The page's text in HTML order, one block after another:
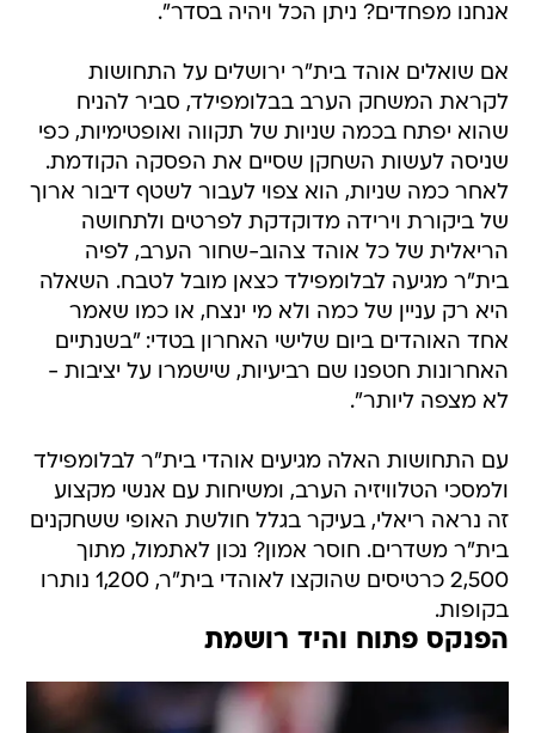
אנחנו מפחדים? ניתן הכל ויהיה בסדר".
אם שואלים אוהד בית"ר ירושלים על התחושות
לקראת המשחק הערב בבלומפילד, סביר להניח
שהוא יפתח בכמה שניות של תקווה ואופטימיות, כפי
שניסה לעשות השחקן שסיים את הפסקה הקודמת.
לאחר כמה שניות, הוא צפוי לעבור לשטף דיבור ארוך
של ביקורת וירידה מדוקדקת לפרטים ולתחושה
הריאלית של כל אוהד צהוב-שחור הערב, לפיה
בית"ר מגיעה לבלומפילד כצאן מובל לטבח. השאלה
היא רק עניין של כמה ולא מי ינצח, או כמו שאמר
אחד האוהדים ביום שלישי האחרון בטדי: "בשנתיים
האחרונות חטפנו שם רביעיות, שישמרו על יציבות -
לא מצפה ליותר".
עם התחושות האלה מגיעים אוהדי בית"ר לבלומפילד
ולמסכי הטלוויזיה הערב, ומשיחות עם אנשי מקצוע
זה נראה ריאלי, בעיקר בגלל חולשת האופי ששחקנים
בית"ר משדרים. חוסר אמון? נכון לאתמול, מתוך
2,500 כרטיסים שהוקצו לאוהדי בית"ר, 1,200 נותרו
בקופות.
הפנקס פתוח והיד רושמת